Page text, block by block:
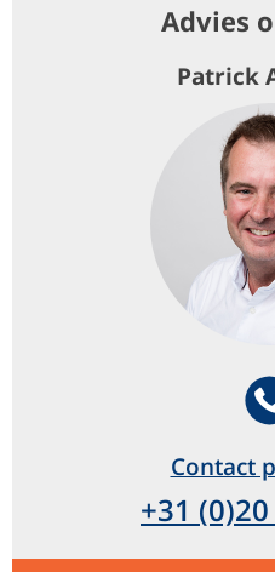
Advies
Patrick
Contact
+31